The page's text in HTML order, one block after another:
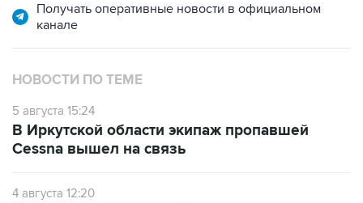
Получать оперативные новости в официальном
канале
НОВОСТИ ПО ТЕМЕ
5 августа 15:24
В Иркутской области экипаж пропавшей
Cessna вышел на связь
4 августа 12:20